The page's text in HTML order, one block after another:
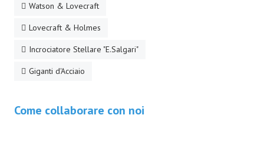
Watson & Lovecraft
Lovecraft & Holmes
Incrociatore Stellare "E.Salgari"
Giganti d'Acciaio
Come collaborare con noi